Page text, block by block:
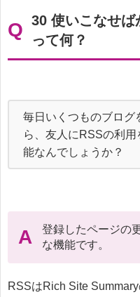
Q 30 使いこなせば
って何？
毎日いくつものブログ
ら、友人にRSSの利
能なんでしょうか？
A
登録したページの
な機能です。
RSSはRich Site